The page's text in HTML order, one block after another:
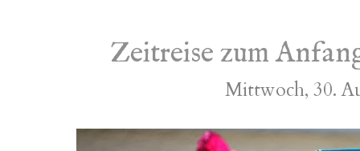
Zeitreise zum
Mittwoch, 30.